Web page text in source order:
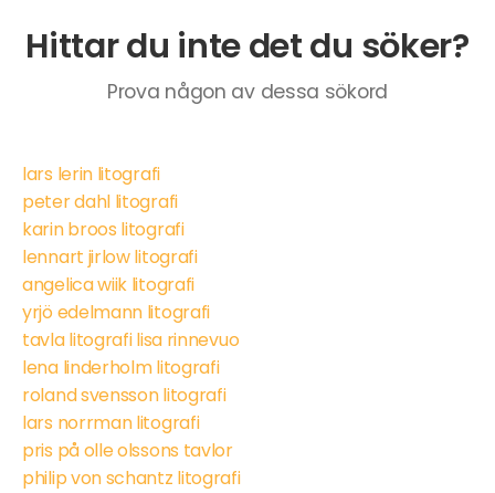
Hittar du inte det du söker?
Prova någon av dessa sökord
lars lerin litografi
peter dahl litografi
karin broos litografi
lennart jirlow litografi
angelica wiik litografi
yrjö edelmann litografi
tavla litografi lisa rinnevuo
lena linderholm litografi
roland svensson litografi
lars norrman litografi
pris på olle olssons tavlor
philip von schantz litografi